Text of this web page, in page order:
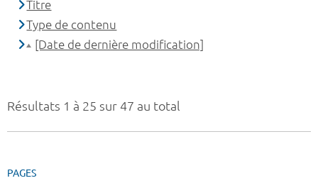
Résultats 1 à 25 sur 47 au total
PAGES
Titre
Type de contenu
[Date de dernière modification]